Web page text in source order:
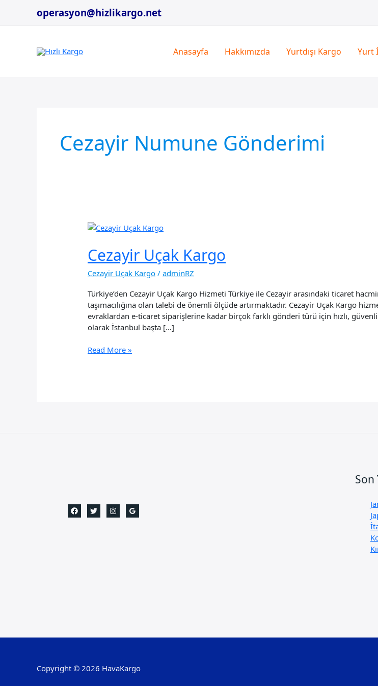
operasyon@hizlikargo.net
Anasayfa Hakkımızda Yurtdışı Kargo Yurt
Cezayir Numune Gönderimi
Cezayir Uçak Kargo
Cezayir Uçak Kargo /adminRZ
Türkiye’den Cezayir Uçak Kargo Hizmeti Türkiye ile Cezayir arasındaki ticaret
taşımacılığına olan talebi de önemli ölçüde artırmaktadır. Cezayir Uçak Kargo
evraklardan e-ticaret siparişlerine kadar birçok farklı gönderi türü için hızlı,
olarak İstanbul başta […]
Cezayir
Read More »
Son
Copyright © 2026 HavaKargo